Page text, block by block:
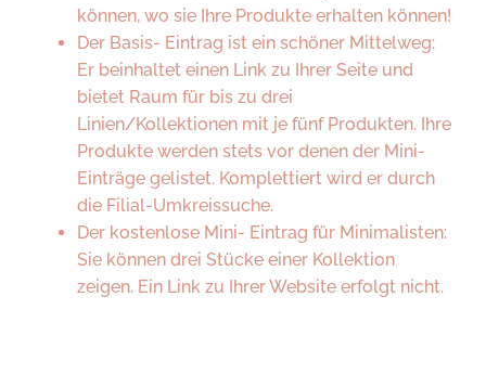
können, wo sie Ihre Produkte erhalten können!
Der Basis- Eintrag ist ein schöner Mittelweg:
Er beinhaltet einen Link zu Ihrer Seite und
bietet Raum für bis zu drei
Linien/Kollektionen mit je fünf Produkten. Ihre
Produkte werden stets vor denen der Mini-
Einträge gelistet. Komplettiert wird er durch
die Filial-Umkreissuche.
Der kostenlose Mini- Eintrag für Minimalisten:
Sie können drei Stücke einer Kollektion
zeigen. Ein Link zu Ihrer Website erfolgt nicht.